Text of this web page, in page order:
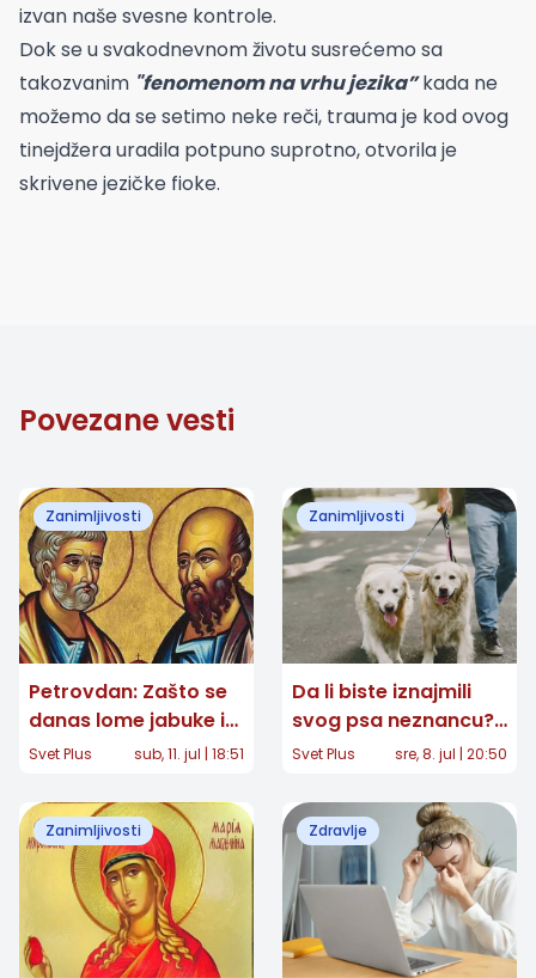
izvan naše svesne kontrole.
Dok se u svakodnevnom životu susrećemo sa
takozvanim "fenomenom na vrhu jezika”kada ne
možemo da se setimo neke reči, trauma je kod ovog
tinejdžera uradila potpuno suprotno, otvorila je
skrivene jezičke fioke.
Povezane vesti
Zanimljivosti
Petrovdan: Zašto se
danas lome jabuke i
šta nam proriče cvet
Svet Plus sub, 11. jul | 18:51
Zanimljivosti
Da li biste iznajmili
svog psa neznancu?
Kontroverzna
ljubitelje životinja
Svet Plus sre, 8. jul | 20:50
Zanimljivosti Zdravlje